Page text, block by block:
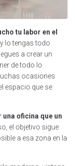
tu labor en el
lo tengas todo
a crear un
de todo lo
ocasiones
espacio que se
una oficina que un
el objetivo sigue
a esa zona en la